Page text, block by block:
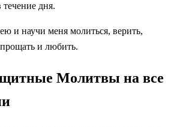
дня.
и научи меня молиться, верить,
прощать и любить.
Молитвы на все